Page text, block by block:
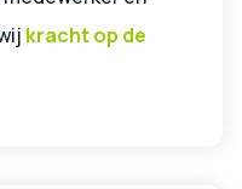
kracht op de